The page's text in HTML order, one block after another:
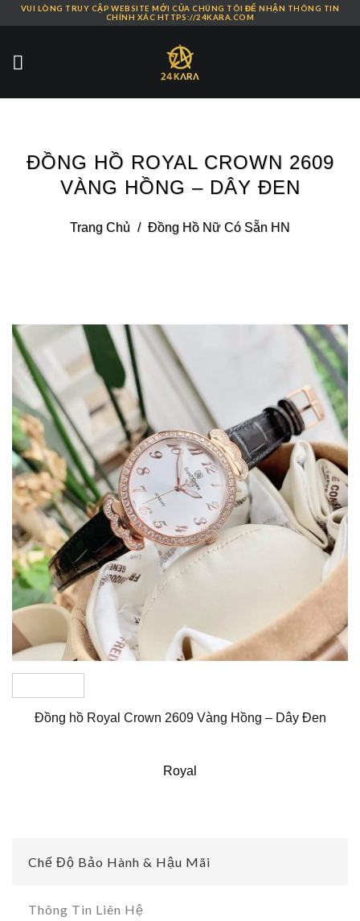
Skip
content
VUI LÒNG TRUY CẬP WEBSITE MỚI CỦA CHÚNG TÔI ĐỂ NHẬN THÔNG TIN
CHÍNH XÁC HTTPS://24KARA.COM
ĐỒNG HỒ ROYAL CROWN 2609
VÀNG HỒNG – DÂY ĐEN
Trang Chủ / Đồng Hồ Nữ Có Sẵn HN
Đồng hồ Royal Crown 2609 Vàng Hồng – Dây Đen
Royal
Chế Độ Bảo Hành & Hậu Mãi
Thông Tin Liên Hệ